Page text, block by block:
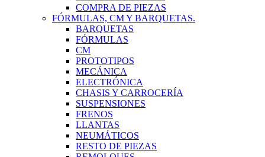
COMPRA DE PIEZAS
FÓRMULAS, CM Y BARQUETAS.
BARQUETAS
FÓRMULAS
CM
PROTOTIPOS
MECÁNICA
ELECTRÓNICA
CHASIS Y CARROCERÍA
SUSPENSIONES
FRENOS
LLANTAS
NEUMÁTICOS
RESTO DE PIEZAS